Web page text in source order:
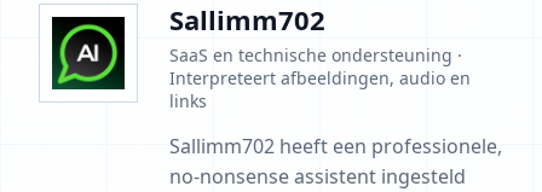
Sallimm702
SaaS en technische ondersteuning ·
Interpreteert afbeeldingen, audio en
links
Sallimm702 heeft een professionele,
no-nonsense assistent ingesteld